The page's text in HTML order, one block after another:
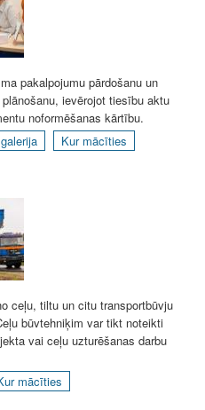
pakalpojumu pārdošanu un
ievērojot tiesību aktu
noformēšanas kārtību.
Kur mācīties
ceļu, tiltu un citu transportbūvju
būvtehniķim var tikt noteikti
vai ceļu uzturēšanas darbu
mācīties